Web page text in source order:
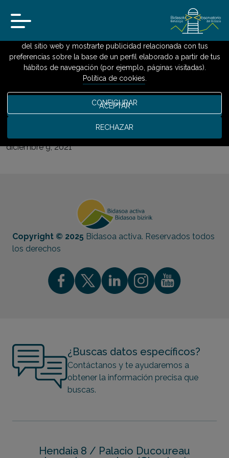
INICIO » MERCADO DE TRABAJO» BOLETÍN DE EMPLEO DE IRUN NOVIEMBRE
Boletín de empleo de Irun
noviembre 2021
diciembre 9, 2021
Copyright © 2025 Bidasoa activa. Reservados todos
los derechos
¿Buscas datos específicos?
Contáctanos y te ayudaremos a
obtener la información precisa que
buscas.
Hendaia 8 / Palacio Ducoureau
Usamos cookies
Utilizamos cookies propias y de terceros para analizar el uso
del sitio web y mostrarte publicidad relacionada con tus
preferencias sobre la base de un perfil elaborado a partir de tus
hábitos de navegación (por ejemplo, páginas visitadas).
Política de cookies
CONFIGURAR
RECHAZAR
ACEPTAR